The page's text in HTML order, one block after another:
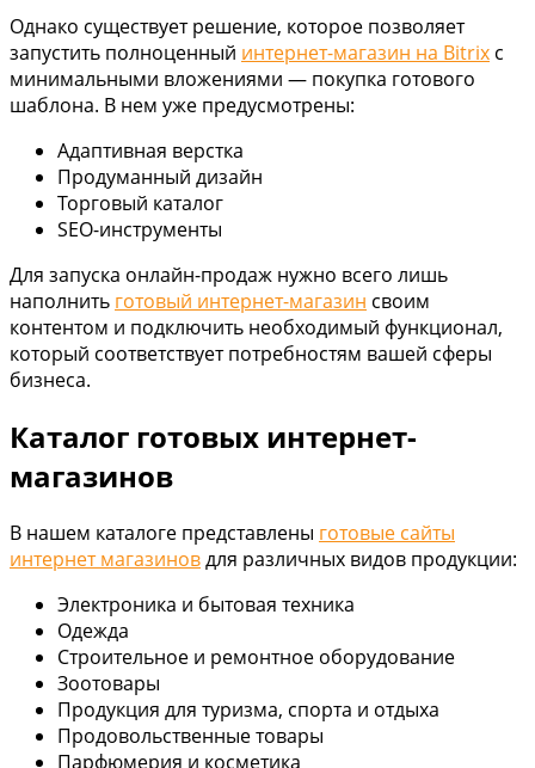
Однако существует решение, которое позволяет
запустить полноценный интернет-магазин на Bitrix с
минимальными вложениями — покупка готового
шаблона. В нем уже предусмотрены:
Адаптивная верстка
Продуманный дизайн
Торговый каталог
SEO-инструменты
Для запуска онлайн-продаж нужно всего лишь
наполнить готовый интернет-магазин своим
контентом и подключить необходимый функционал,
который соответствует потребностям вашей сферы
бизнеса.
Каталог готовых интернет-
магазинов
В нашем каталоге представлены готовые сайты
интернет магазиновдля различных видов продукции:
Электроника и бытовая техника
Одежда
Строительное и ремонтное оборудование
Зоотовары
Продукция для туризма, спорта и отдыха
Продовольственные товары
Парфюмерия и косметика